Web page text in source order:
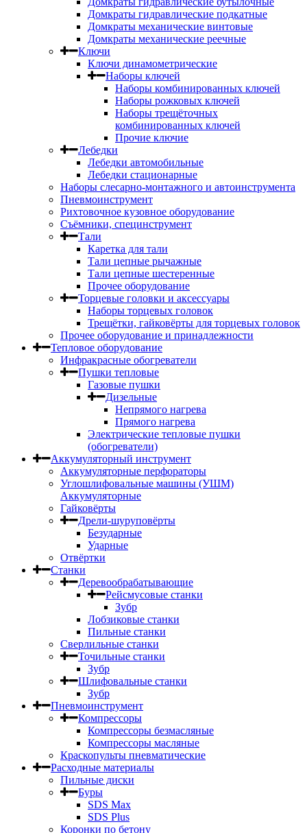
Домкраты гидравлические подкатные
Домкраты механические винтовые
Домкраты механические реечные
Ключи
Ключи динамометрические
Наборы ключей
Наборы комбинированных ключей
Наборы рожковых ключей
Наборы трещёточных
комбинированных ключей
Прочие ключие
Лебедки
Лебедки автомобильные
Лебедки стационарные
Наборы слесарно-монтажного и автоинструмента
Пневмоинструмент
Рихтовочное кузовное оборудование
Съёмники, специнструмент
Тали
Каретка для тали
Тали цепные рычажные
Тали цепные шестеренные
Прочее оборудование
Торцевые головки и аксессуары
Наборы торцевых головок
Трещётки, гайковёрты для торцевых головок
Прочее оборудование и принадлежности
Тепловое оборудование
Инфракрасные обогреватели
Пушки тепловые
Газовые пушки
Дизельные
Непрямого нагрева
Прямого нагрева
Электрические тепловые пушки
(обогреватели)
Аккумуляторный инструмент
Аккумуляторные перфораторы
Углошлифовальные машины (УШМ)
Аккумуляторные
Гайковёрты
Дрели-шуруповёрты
Безударные
Ударные
Отвёртки
Станки
Деревообрабатывающие
Рейсмусовые станки
Зубр
Лобзиковые станки
Пильные станки
Сверлильные станки
Точильные станки
Зубр
Шлифовальные станки
Зубр
Пневмоинструмент
Компрессоры
Компрессоры безмасляные
Компрессоры масляные
Краскопульты пневматические
Расходные материалы
Пильные диски
Буры
SDS Max
SDS Plus
Коронки по бетону